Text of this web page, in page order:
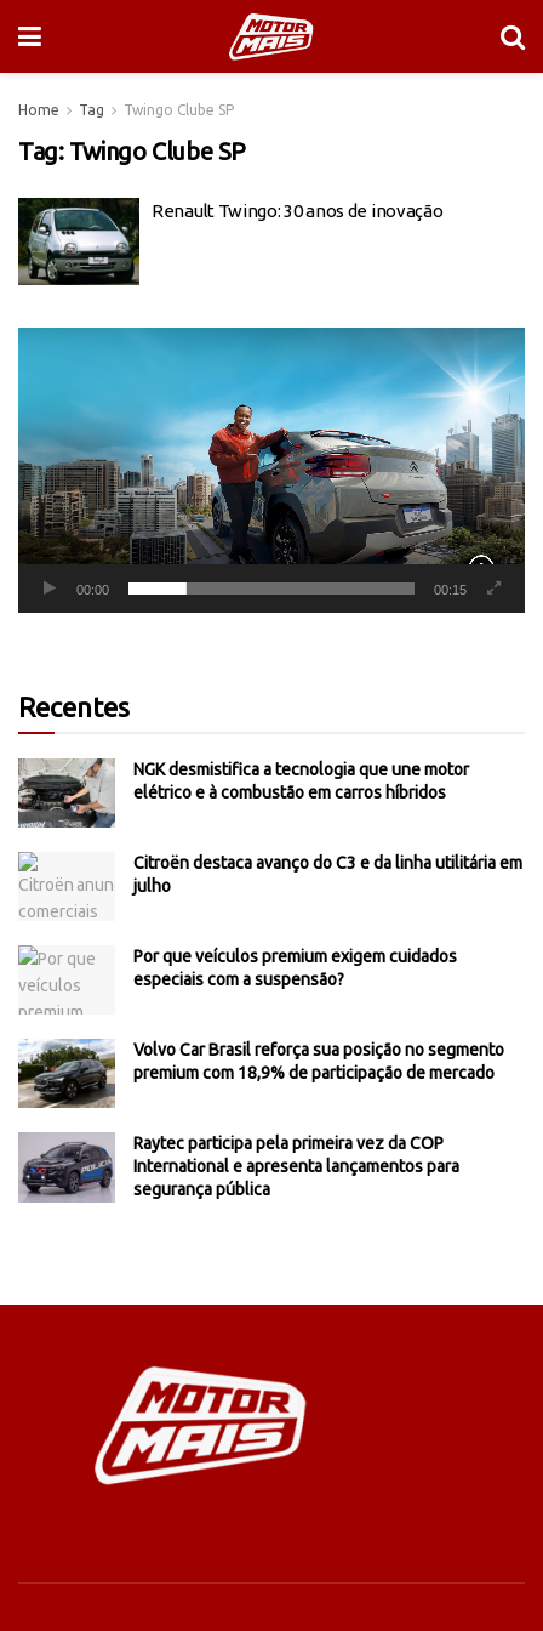
Home Tag Twingo Clube SP
Tag: Twingo Clube SP
Renault Twingo: 30 anos de inovação
00:00 00:15
Recentes
NGK desmistifica a tecnologia que une motor
elétrico e à combustão em carros híbridos
Citroën destaca avanço do C3 e da linha utilitária em
julho
Por que veículos premium exigem cuidados
especiais com a suspensão?
Volvo Car Brasil reforça sua posição no segmento
premium com 18,9% de participação de mercado
Raytec participa pela primeira vez da COP
International e apresenta lançamentos para
segurança pública